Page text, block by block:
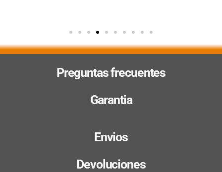
Preguntas frecuentes
Garantia
Envios
Devoluciones